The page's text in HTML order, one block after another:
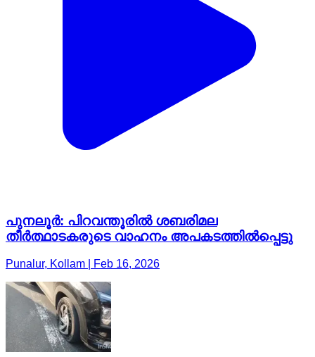
പുനലൂർ: പിറവന്തൂരിൽ ശബരിമല
തീർത്ഥാടകരുടെ വാഹനം അപകടത്തിൽപ്പെട്ടു
Punalur, Kollam | Feb 16, 2026